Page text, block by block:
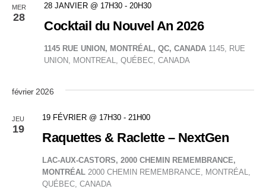
MER
28
Cocktail du Nouvel An 2026
28 JANVIER @ 17H30 - 20H30
1145 RUE UNION, MONTRÉAL, QC, CANADA 1145, RUE
UNION, MONTREAL, QUÉBEC, CANADA
février 2026
JEU
19
Raquettes & Raclette – NextGen
19 FÉVRIER @ 17H30 - 21H00
LAC-AUX-CASTORS, 2000 CHEMIN REMEMBRANCE,
MONTRÉAL 2000 CHEMIN REMEMBRANCE, MONTRÉAL,
QUÉBEC, CANADA